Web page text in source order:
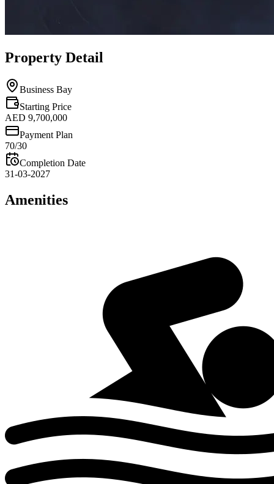
Property Detail
Business Bay
Starting Price
AED 9,700,000
Payment Plan
70/30
Completion Date
31-03-2027
Amenities